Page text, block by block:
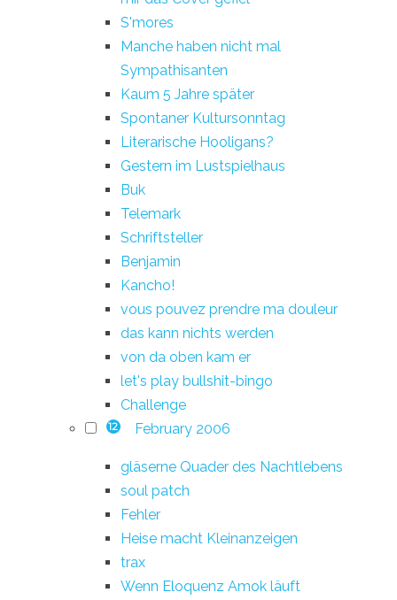
S'mores
Manche haben nicht mal
Sympathisanten
Kaum 5 Jahre später
Spontaner Kultursonntag
Literarische Hooligans?
Gestern im Lustspielhaus
Buk
Telemark
Schriftsteller
Benjamin
Kancho!
vous pouvez prendre ma douleur
das kann nichts werden
von da oben kam er
let's play bullshit-bingo
Challenge
12 February 2006
gläserne Quader des Nachtlebens
soul patch
Fehler
Heise macht Kleinanzeigen
trax
Wenn Eloquenz Amok läuft